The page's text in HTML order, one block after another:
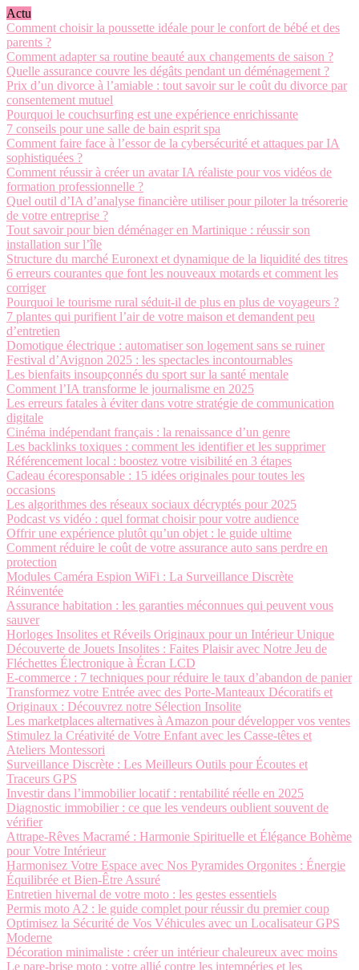
Actu
Comment choisir la poussette idéale pour le confort de bébé et des
parents ?
Comment adapter sa routine beauté aux changements de saison ?
Quelle assurance couvre les dégâts pendant un déménagement ?
Prix d’un divorce à l’amiable : tout savoir sur le coût du divorce par
consentement mutuel
Pourquoi le couchsurfing est une expérience enrichissante
7 conseils pour une salle de bain esprit spa
Comment faire face à l’essor de la cybersécurité et attaques par IA
sophistiquées ?
Comment réussir à créer un avatar IA réaliste pour vos vidéos de
formation professionnelle ?
Quel outil d’IA d’analyse financière utiliser pour piloter la trésorerie
de votre entreprise ?
Tout savoir pour bien déménager en Martinique : réussir son
installation sur l’île
Structure du marché Euronext et dynamique de la liquidité des titres
6 erreurs courantes que font les nouveaux motards et comment les
corriger
Pourquoi le tourisme rural séduit-il de plus en plus de voyageurs ?
7 plantes qui purifient l’air de votre maison et demandent peu
d’entretien
Domotique électrique : automatiser son logement sans se ruiner
Festival d’Avignon 2025 : les spectacles incontournables
Les bienfaits insoupçonnés du sport sur la santé mentale
Comment l’IA transforme le journalisme en 2025
Les erreurs fatales à éviter dans votre stratégie de communication
digitale
Cinéma indépendant français : la renaissance d’un genre
Les backlinks toxiques : comment les identifier et les supprimer
Référencement local : boostez votre visibilité en 3 étapes
Cadeau écoresponsable : 15 idées originales pour toutes les
occasions
Les algorithmes des réseaux sociaux décryptés pour 2025
Podcast vs vidéo : quel format choisir pour votre audience
Offrir une expérience plutôt qu’un objet : le guide ultime
Comment réduire le coût de votre assurance auto sans perdre en
protection
Modules Caméra Espion WiFi : La Surveillance Discrète
Réinventée
Assurance habitation : les garanties méconnues qui peuvent vous
sauver
Horloges Insolites et Réveils Originaux pour un Intérieur Unique
Découverte de Jouets Insolites : Faites Plaisir avec Notre Jeu de
Fléchettes Électronique à Écran LCD
E-commerce : 7 techniques pour réduire le taux d’abandon de panier
Transformez votre Entrée avec des Porte-Manteaux Décoratifs et
Originaux : Découvrez notre Sélection Insolite
Les marketplaces alternatives à Amazon pour développer vos ventes
Stimulez la Créativité de Votre Enfant avec les Casse-têtes et
Ateliers Montessori
Surveillance Discrète : Les Meilleurs Outils pour Écoutes et
Traceurs GPS
Investir dans l’immobilier locatif : rentabilité réelle en 2025
Diagnostic immobilier : ce que les vendeurs oublient souvent de
vérifier
Attrape-Rêves Macramé : Harmonie Spirituelle et Élégance Bohème
pour Votre Intérieur
Harmonisez Votre Espace avec Nos Pyramides Orgonites : Énergie
Équilibrée et Bien-Être Assuré
Entretien hivernal de votre moto : les gestes essentiels
Permis moto A2 : le guide complet pour réussir du premier coup
Optimisez la Sécurité de Vos Véhicules avec un Localisateur GPS
Moderne
Décoration minimaliste : créer un intérieur chaleureux avec moins
Le pare-brise moto : votre allié contre les intempéries et les